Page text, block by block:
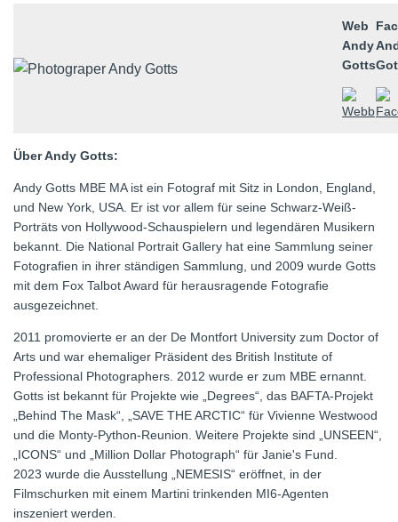
Web
Andy
Gotts
Über Andy Gotts:
Andy Gotts MBE MA ist ein Fotograf mit Sitz in London, England,
und New York, USA. Er ist vor allem für seine Schwarz-Weiß-
Porträts von Hollywood-Schauspielern und legendären Musikern
bekannt. Die National Portrait Gallery hat eine Sammlung seiner
Fotografien in ihrer ständigen Sammlung, und 2009 wurde Gotts
mit dem Fox Talbot Award für herausragende Fotografie
ausgezeichnet.
2011 promovierte er an der De Montfort University zum Doctor of
Arts und war ehemaliger Präsident des British Institute of
Professional Photographers. 2012 wurde er zum MBE ernannt.
Gotts ist bekannt für Projekte wie „Degrees“, das BAFTA-Projekt
„Behind The Mask“, „SAVE THE ARCTIC“ für Vivienne Westwood
und die Monty-Python-Reunion. Weitere Projekte sind „UNSEEN“,
„ICONS“ und „Million Dollar Photograph“ für Janie's Fund.
2023 wurde die Ausstellung „NEMESIS“ eröffnet, in der
Filmschurken mit einem Martini trinkenden MI6-Agenten
inszeniert werden.